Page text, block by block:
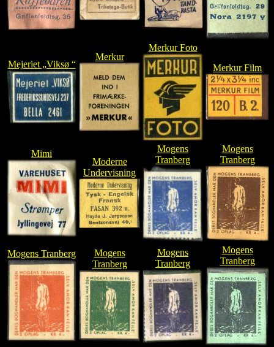
Mejeriet „Viksø “
Merkur
Merkur Foto
Merkur Film
Mimi
Moderne
Undervisning
Mogens
Tranberg
Mogens
Tranberg
Mogens Tranberg
Mogens
Tranberg
Mogens
Tranberg
Mogens
Tranberg